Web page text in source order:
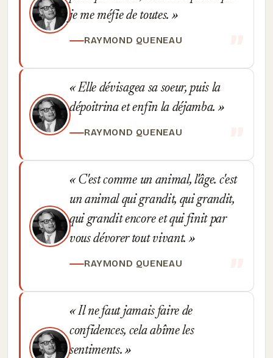
je me méfie de toutes.
RAYMOND QUENEAU
Elle dévisagea sa soeur, puis la
dépoitrina et enfin la déjamba.
RAYMOND QUENEAU
C'est comme un animal, l'âge. c'est
un animal qui grandit, qui grandit,
qui grandit encore et qui finit par
vous dévorer tout vivant.
RAYMOND QUENEAU
Il ne faut jamais faire de
confidences, cela abîme les
sentiments.